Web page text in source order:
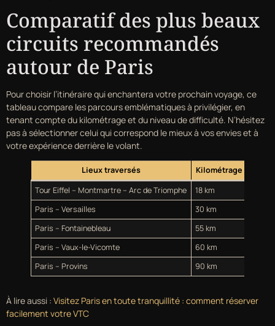
Comparatif des plus beaux
circuits recommandés
autour de Paris
Pour choisir l’itinéraire qui enchantera votre prochain voyage, ce
tableau compare les parcours emblématiques à privilégier, en
tenant compte du kilométrage et du niveau de difficulté. N’hésitez
pas à sélectionner celui qui correspond le mieux à vos envies et à
votre expérience derrière le volant.
Lieux traversés
Kilométrage
Tour Eiffel – Montmartre – Arc de Triomphe
18 km
Paris – Versailles
30 km
Paris – Fontainebleau
55 km
Paris – Vaux-le-Vicomte
60 km
Paris – Provins
90 km
À lire aussi : Visitez Paris en toute tranquillité : comment réserver
facilement votre VTC